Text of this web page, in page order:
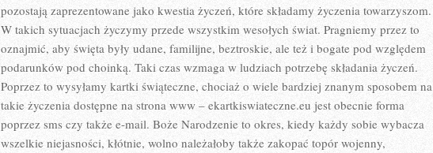
pozostają zaprezentowane jako kwestia życzeń, które składamy życzenia towarzyszom.
W takich sytuacjach życzymy przede wszystkim wesołych świat. Pragniemy przez to
oznajmić, aby święta były udane, familijne, beztroskie, ale też i bogate pod względem
podarunków pod choinką. Taki czas wzmaga w ludziach potrzebę składania życzeń.
Poprzez to wysyłamy kartki świąteczne, chociaż o wiele bardziej znanym sposobem na
takie życzenia dostępne na strona www – ekartkiswiateczne.eu jest obecnie forma
poprzez sms czy także e-mail. Boże Narodzenie to okres, kiedy każdy sobie wybacza
wszelkie niejasności, kłótnie, wolno należałoby także zakopać topór wojenny,